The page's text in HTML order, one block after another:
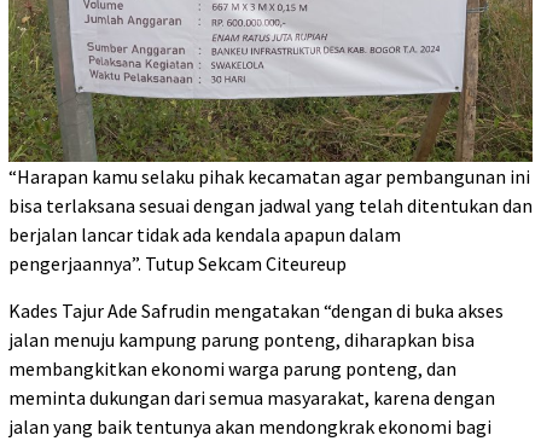
“Harapan kamu selaku pihak kecamatan agar pembangunan ini
bisa terlaksana sesuai dengan jadwal yang telah ditentukan dan
berjalan lancar tidak ada kendala apapun dalam
pengerjaannya”. Tutup Sekcam Citeureup
Kades Tajur Ade Safrudin mengatakan “dengan di buka akses
jalan menuju kampung parung ponteng, diharapkan bisa
membangkitkan ekonomi warga parung ponteng, dan
meminta dukungan dari semua masyarakat, karena dengan
jalan yang baik tentunya akan mendongkrak ekonomi bagi